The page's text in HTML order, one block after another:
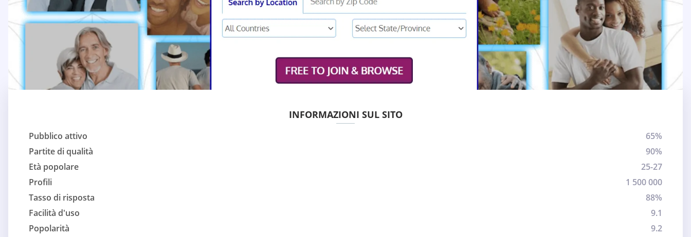
INFORMAZIONI SUL SITO
Pubblico attivo
65%
Partite di qualità
90%
Età popolare
25-27
Profili
1 500 000
Tasso di risposta
88%
Facilità d'uso
9.1
Popolarità
9.2